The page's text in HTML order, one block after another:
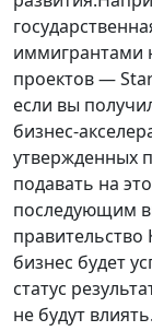
иммигрантами
проектов —
если вы
бизнес-
утвержденных
подавать на
последующим
бизнес будет
статус
не будут